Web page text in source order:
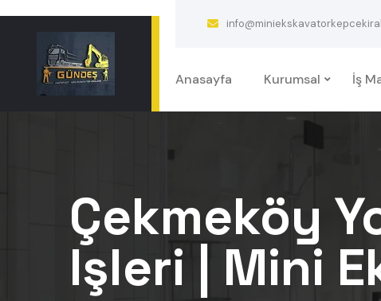
Anasayfa Kurumsal İş
Çekmeköy
Işleri | Mini